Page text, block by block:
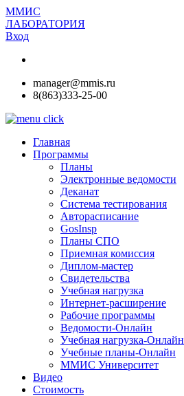
ММИС
ЛАБОРАТОРИЯ
Вход
manager@mmis.ru
8(863)333-25-00
Главная
Программы
Планы
Электронные ведомости
Деканат
Система тестирования
Авторасписание
GosInsp
Планы СПО
Приемная комиссия
Диплом-мастер
Свидетельства
Учебная нагрузка
Интернет-расширение
Рабочие программы
Ведомости-Онлайн
Учебная нагрузка-Онлайн
Учебные планы-Онлайн
ММИС Университет
Видео
Стоимость